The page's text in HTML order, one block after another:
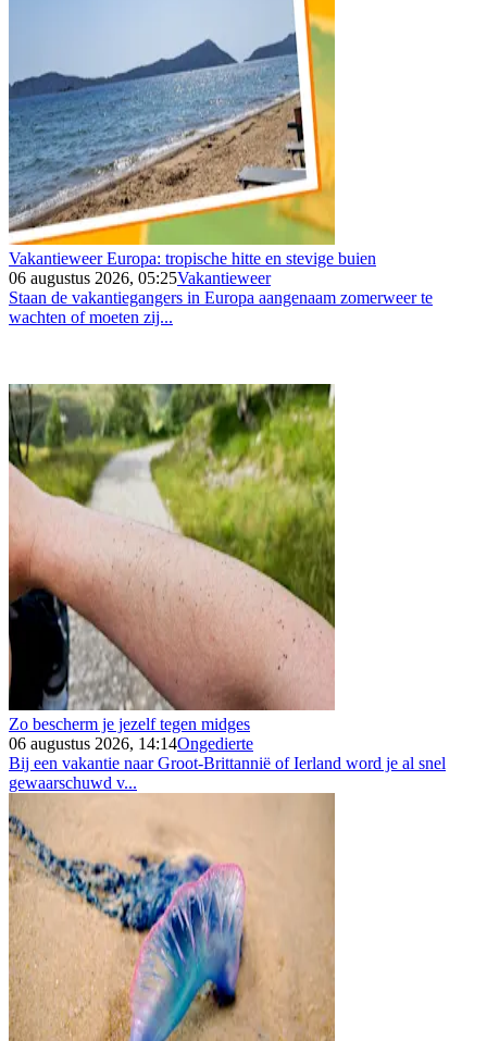
Vakantieweer Europa: tropische hitte en stevige buien
06 augustus 2026, 05:25Vakantieweer
Staan de vakantiegangers in Europa aangenaam zomerweer te
wachten of moeten zij...
Zo bescherm je jezelf tegen midges
06 augustus 2026, 14:14Ongedierte
Bij een vakantie naar Groot-Brittannië of Ierland word je al snel
gewaarschuwd v...